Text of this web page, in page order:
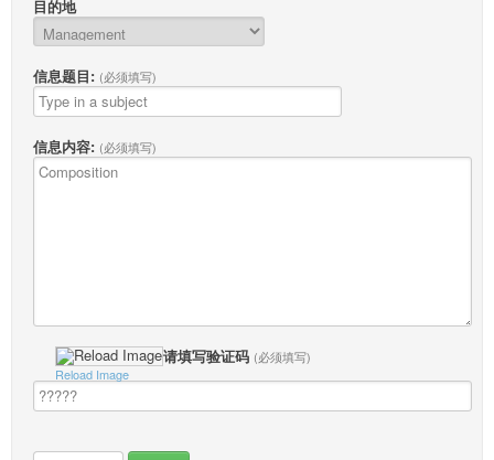
目的地
信息题目: (必须填写)
信息内容: (必须填写)
请填写验证码 (必须填写)
Reload Image